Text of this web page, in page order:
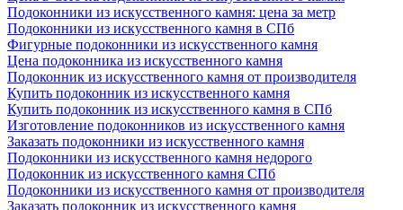
Подоконники из искусственного камня: цена за метр
Подоконники из искусственного камня в СПб
Фигурные подоконники из искусственного камня
Цена подоконника из искусственного камня
Подоконник из искусственного камня от производителя
Купить подоконник из искусственного камня
Купить подоконник из искусственного камня в СПб
Изготовление подоконников из искусственного камня
Заказать подоконники из искусственного камня
Подоконники из искусственного камня недорого
Подоконник из искусственного камня СПб
Подоконники из искусственного камня от производителя
Заказать подоконник из искусственного камня